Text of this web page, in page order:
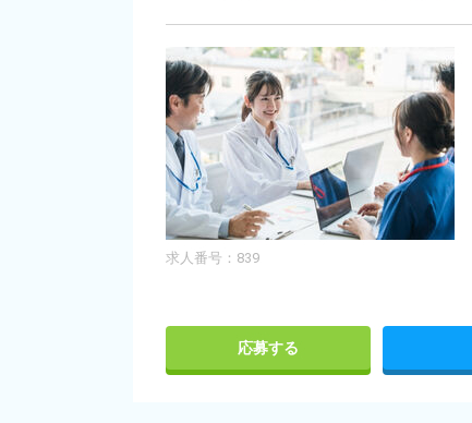
求人番号：839
応募する